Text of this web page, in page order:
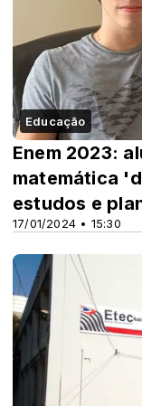
Educação
17/01/2024 • 15:30
Enem 2023:
matemática
estudos e